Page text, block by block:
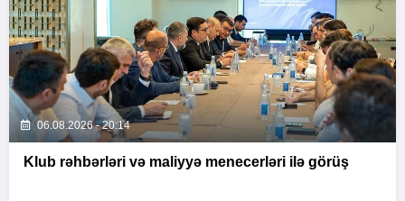
06.08.2026 - 20:14
Klub rəhbərləri və maliyyə menecerləri ilə görüş